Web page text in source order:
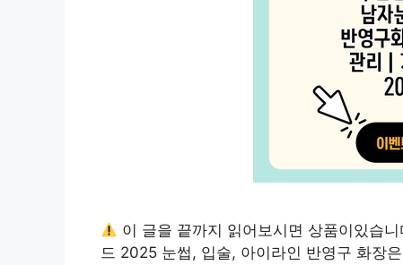
이 글을 끝까지 읽어보시면 상품이있습니
드 2025 눈썹, 입술, 아이라인 반영구 화장